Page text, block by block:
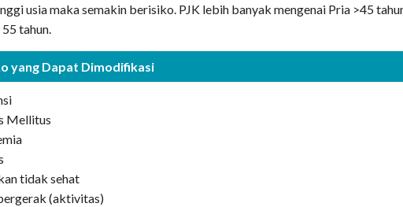
usia maka semakin berisiko. PJK lebih banyak mengenai Pria >45
tahun.
yang Dapat Dimodifikasi
Mellitus
tidak sehat
(aktivitas)